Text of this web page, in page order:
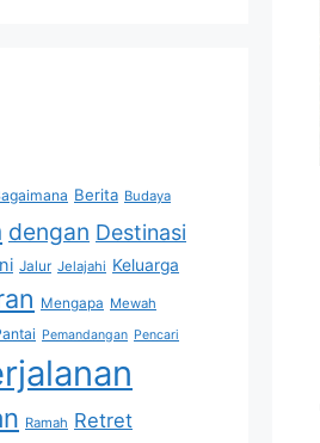
Berita Budaya
dengan Destinasi
Jalur Jelajahi Keluarga
Mengapa Mewah
Pemandangan Pencari
Ramah Retret